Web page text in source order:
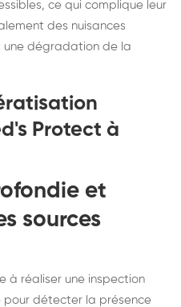
ce qui complique leur
des nuisances
une dégradation de la
Protect à
et
sources
à réaliser une inspection
pour détecter la présence